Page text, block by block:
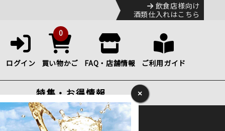
飲食店様向け
酒類仕入れはこちら
ログイン
0
買い物かご FAQ・店舗情報 ご利用ガイド
特集・お得情報 ×